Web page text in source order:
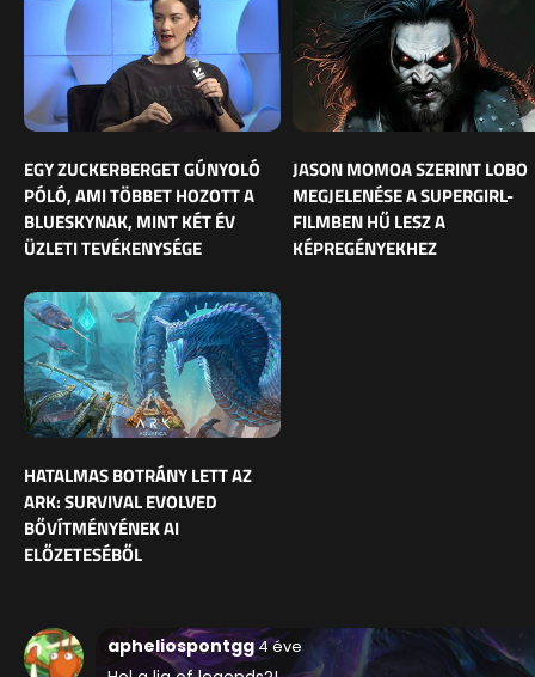
EGY ZUCKERBERGET GÚNYOLÓ
PÓLÓ, AMI TÖBBET HOZOTT A
BLUESKYNAK, MINT KÉT ÉV
ÜZLETI TEVÉKENYSÉGE
JASON MOMOA SZERINT LOBO
MEGJELENÉSE A SUPERGIRL-
FILMBEN HŰ LESZ A
KÉPREGÉNYEKHEZ
HATALMAS BOTRÁNY LETT AZ
ARK: SURVIVAL EVOLVED
BŐVÍTMÉNYÉNEK AI
ELŐZETESÉBŐL
apheliospontgg4 éve